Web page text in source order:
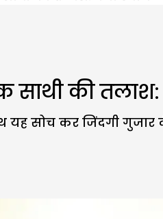
साथी की
सोच कर जिंदगी गुजार